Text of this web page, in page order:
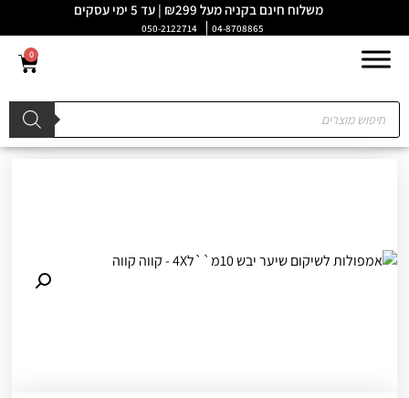
משלוח חינם בקניה מעל ₪299 | עד 5 ימי עסקים
04-8708865
050-2122714
0